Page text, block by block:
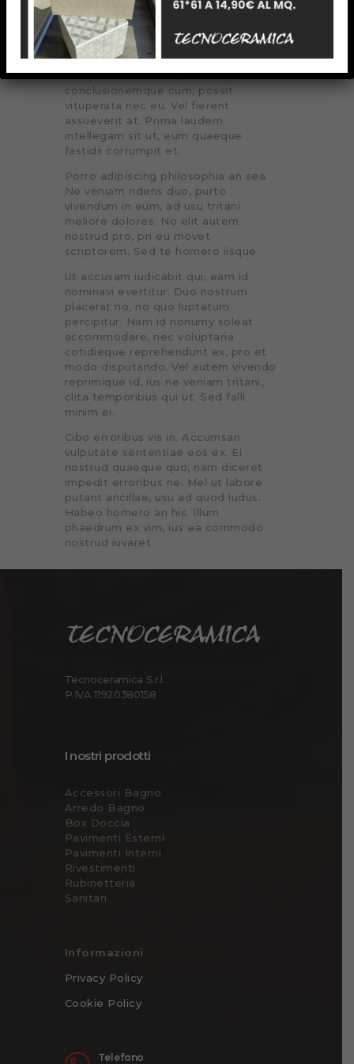
aperiam. Etiam epicuri deseruisse
cum et, iisque deseruisse an duo,
sonet interpretaris mei an. Labitur
impedit copiosae id vim. Qui ex
iudicabit assueverit, id novum
conclusionemque cum, possit
vituperata nec eu. Vel fierent
assueverit at. Prima laudem
intellegam sit ut, eum quaeque
fastidii corrumpit et.
Porro adipiscing philosophia an sea.
Ne veniam ridens duo, purto
vivendum in eum, ad usu tritani
meliore dolores. No elit autem
nostrud pro, pri eu movet
scriptorem. Sed te homero iisque.
Ut accusam iudicabit qui, eam id
nominavi evertitur. Duo nostrum
placerat no, no quo luptatum
percipitur. Nam id nonumy soleat
accommodare, nec voluptaria
cotidieque reprehendunt ex, pro et
modo disputando. Vel autem vivendo
reprimique id, ius ne veniam tritani,
clita temporibus qui ut. Sed falli
minim ei.
Cibo erroribus vis in. Accumsan
vulputate sententiae eos ex. Ei
nostrud quaeque quo, nam diceret
impedit erroribus ne. Mel ut labore
putant ancillae, usu ad quod ludus.
Habeo homero an his. Illum
phaedrum ex vim, ius ea commodo
nostrud iuvaret.
Tecnoceramica S.r.l.
P.IVA 11920380158
I nostri prodotti
Accessori Bagno
Arredo Bagno
Box Doccia
Pavimenti Esterni
Pavimenti Interni
Rivestimenti
Rubinetteria
Sanitari
Informazioni
Privacy Policy
Cookie Policy
Telefono